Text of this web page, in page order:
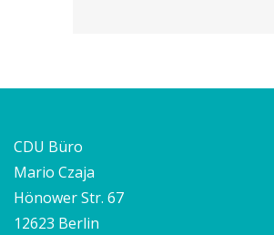
CDU Büro
Mario Czaja
Hönower Str. 67
12623 Berlin